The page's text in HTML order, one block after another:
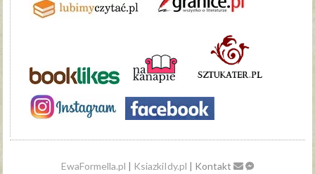
EwaFormella.pl | KsiazkiIdy.pl | Kontakt